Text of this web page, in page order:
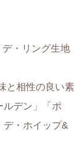
・リング生地
と相性の良い素
ルデン」「ポ
デ・ホイップ&